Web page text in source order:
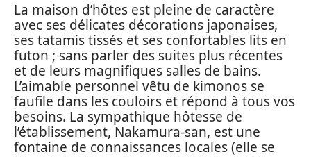
La maison d’hôtes est pleine de caractère
avec ses délicates décorations japonaises,
ses tatamis tissés et ses confortables lits en
futon ; sans parler des suites plus récentes
et de leurs magnifiques salles de bains.
L’aimable personnel vêtu de kimonos se
faufile dans les couloirs et répond à tous vos
besoins. La sympathique hôtesse de
l’établissement, Nakamura-san, est une
fontaine de connaissances locales (elle se